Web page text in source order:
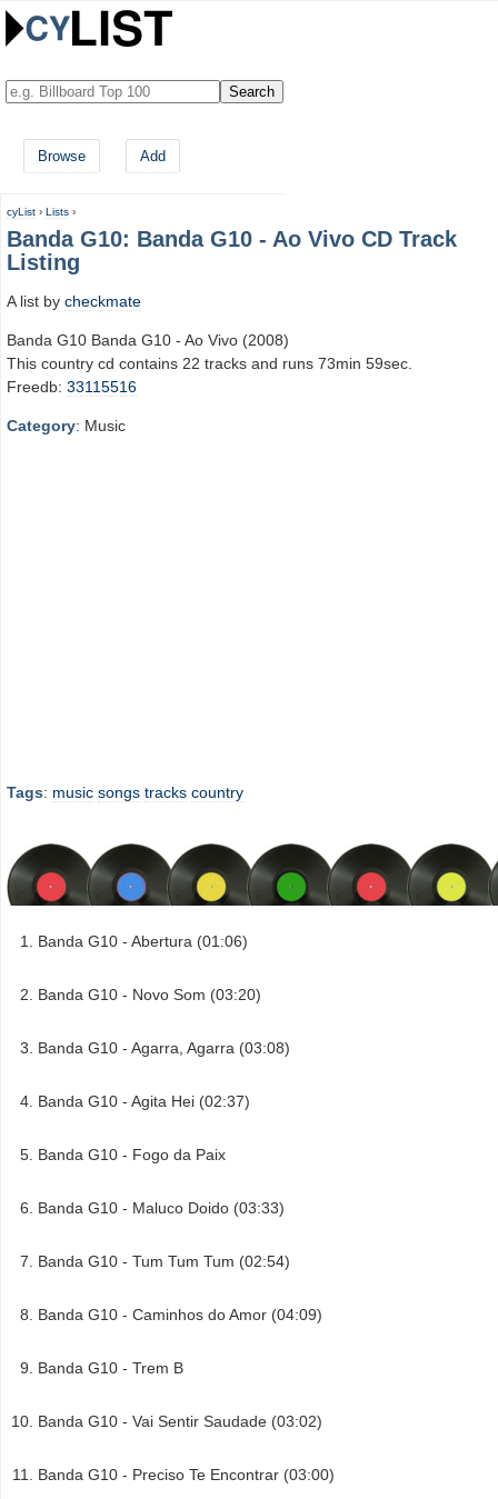
Browse Add
cyList › Lists ›
Banda G10: Banda G10 - Ao Vivo CD Track
Listing
A list by checkmate
Banda G10 Banda G10 - Ao Vivo (2008)
This country cd contains 22 tracks and runs 73min 59sec.
Freedb: 33115516
Category: Music
Tags: music songs tracks country
Banda G10 - Abertura (01:06)
Banda G10 - Novo Som (03:20)
Banda G10 - Agarra, Agarra (03:08)
Banda G10 - Agita Hei (02:37)
Banda G10 - Fogo da Paix
Banda G10 - Maluco Doido (03:33)
Banda G10 - Tum Tum Tum (02:54)
Banda G10 - Caminhos do Amor (04:09)
Banda G10 - Trem B
Banda G10 - Vai Sentir Saudade (03:02)
Banda G10 - Preciso Te Encontrar (03:00)